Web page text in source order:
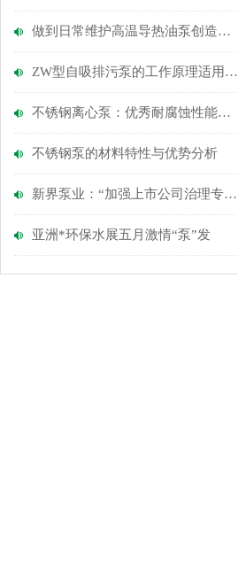
做到日常维护高温导热油泵创造更大的效益
ZW型自吸排污泵的工作原理适用范围
不锈钢离心泵：优秀耐腐蚀性能的选择
不锈钢泵的材料特性与优势分析
新界泵业：“加强上市公司治理专项活动”自查事项
亚洲*环保水展五月激情“泵”发